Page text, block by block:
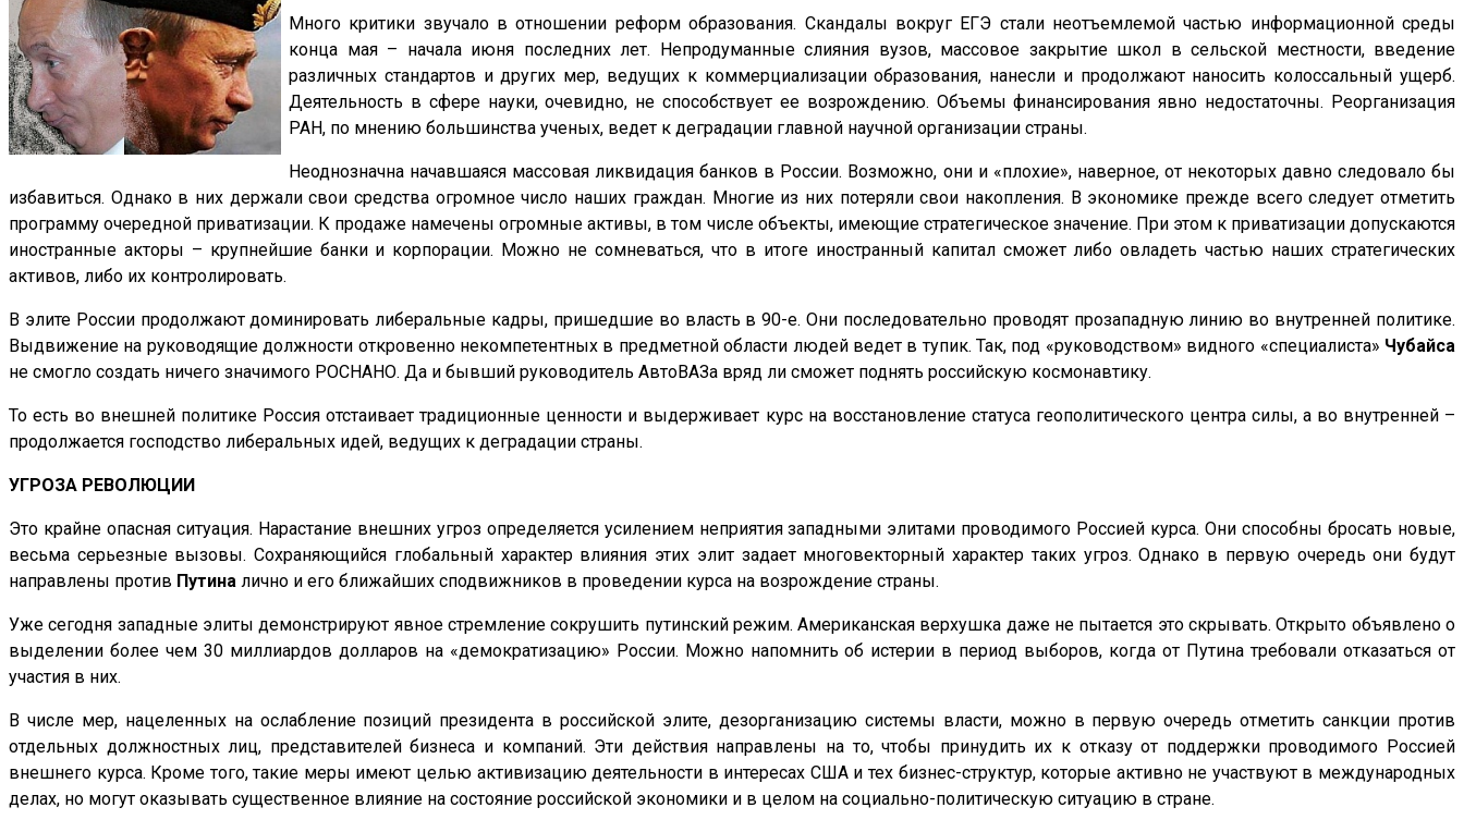
Много критики звучало в отношении реформ образования. Скандалы вокруг ЕГЭ стали неотъемлемой частью информационной среды
конца мая – начала июня последних лет. Непродуманные слияния вузов, массовое закрытие школ в сельской местности, введение
различных стандартов и других мер, ведущих к коммерциализации образования, нанесли и продолжают наносить колоссальный ущерб.
Деятельность в сфере науки, очевидно, не способствует ее возрождению. Объемы финансирования явно недостаточны. Реорганизация
РАН, по мнению большинства ученых, ведет к деградации главной научной организации страны.
Неоднозначна начавшаяся массовая ликвидация банков в России. Возможно, они и «плохие», наверное, от некоторых давно следовало бы
избавиться. Однако в них держали свои средства огромное число наших граждан. Многие из них потеряли свои накопления. В экономике прежде всего следует отметить
программу очередной приватизации. К продаже намечены огромные активы, в том числе объекты, имеющие стратегическое значение. При этом к приватизации допускаются
иностранные акторы – крупнейшие банки и корпорации. Можно не сомневаться, что в итоге иностранный капитал сможет либо овладеть частью наших стратегических
активов, либо их контролировать.
В элите России продолжают доминировать либеральные кадры, пришедшие во власть в 90-е. Они последовательно проводят прозападную линию во внутренней политике.
Выдвижение на руководящие должности откровенно некомпетентных в предметной области людей ведет в тупик. Так, под «руководством» видного «специалиста» Чубайса
не смогло создать ничего значимого РОСНАНО. Да и бывший руководитель АвтоВАЗа вряд ли сможет поднять российскую космонавтику.
То есть во внешней политике Россия отстаивает традиционные ценности и выдерживает курс на восстановление статуса геополитического центра силы, а во внутренней –
продолжается господство либеральных идей, ведущих к деградации страны.
УГРОЗА РЕВОЛЮЦИИ
Это крайне опасная ситуация. Нарастание внешних угроз определяется усилением неприятия западными элитами проводимого Россией курса. Они способны бросать новые,
весьма серьезные вызовы. Сохраняющийся глобальный характер влияния этих элит задает многовекторный характер таких угроз. Однако в первую очередь они будут
направлены против Путина лично и его ближайших сподвижников в проведении курса на возрождение страны.
Уже сегодня западные элиты демонстрируют явное стремление сокрушить путинский режим. Американская верхушка даже не пытается это скрывать. Открыто объявлено о
выделении более чем 30 миллиардов долларов на «демократизацию» России. Можно напомнить об истерии в период выборов, когда от Путина требовали отказаться от
участия в них.
В числе мер, нацеленных на ослабление позиций президента в российской элите, дезорганизацию системы власти, можно в первую очередь отметить санкции против
отдельных должностных лиц, представителей бизнеса и компаний. Эти действия направлены на то, чтобы принудить их к отказу от поддержки проводимого Россией
внешнего курса. Кроме того, такие меры имеют целью активизацию деятельности в интересах США и тех бизнес-структур, которые активно не участвуют в международных
делах, но могут оказывать существенное влияние на состояние российской экономики и в целом на социально-политическую ситуацию в стране.